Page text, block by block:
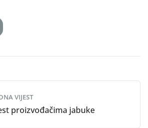
VIJEST
proizvođačima jabuke